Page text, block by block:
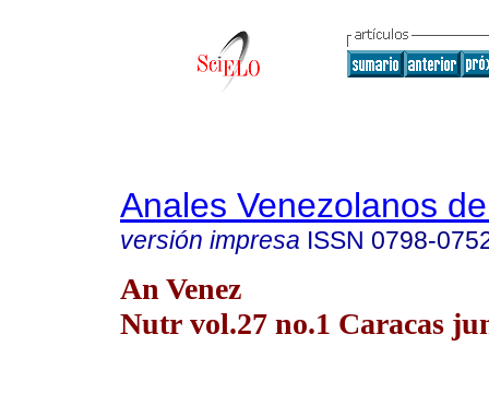
Anales Venezolanos
versión impresa ISSN 0798-
An Venez
Nutr vol.27 no.1 Caracas